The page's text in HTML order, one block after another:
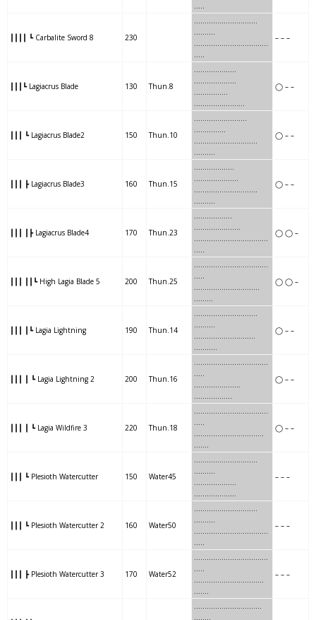
…..
┃┃┃┃ ┗ Carbalite Sword 8 230
……....………………..
……….
……....………………..…..
…..
– – –
┃┃┃┗ Lagiacrus Blade 130 Thun.8
…….….…..….
………………..
…….….…..
……………………
◯ – –
┃┃┃ ┗ Lagiacrus Blade2 150 Thun.10
…..…….……..…..
……………
…..…….……..……….
……….
◯ – –
┃┃┃ ┣ Lagiacrus Blade3 160 Thun.15
…….…..…….
…………………
…….…..…….………..
……….
◯ – –
┃┃┃ ┃┣ Lagiacrus Blade4 170 Thun.23
…..………….
………………….
…..………….……………..
…..
◯ ◯ –
┃┃┃ ┃┃┗ High Lagia Blade 5 200 Thun.25
…..…………….……….….
…..
…..…………….……….
……...
◯ ◯ –
┃┃┃ ┃┗ Lagia Lightning 190 Thun.14
……………….………..
……….
……………….……….
………..
◯ – –
┃┃┃ ┃ ┗ Lagia Lightning 2 200 Thun.16
…..……………..………….
…..
…..……………..
………………
◯ – –
┃┃┃ ┃ ┗ Lagia Wildfire 3 220 Thun.18
…….…….………..……....
…..
…….…….………..……..
….…
◯ – –
┃┃┃ ┗ Plesioth Watercutter 150 Water45
…….………….……….
……….
…….………….
………………..
– – –
┃┃┃ ┗ Plesioth Watercutter 2 160 Water50
……………….………..
……….
……………….…………….
…..
– – –
┃┃┃ ┣ Plesioth Watercutter 3 170 Water52
……..….………..………...
…..
……..….………..……….
…….
– – –
……….………………….
……..